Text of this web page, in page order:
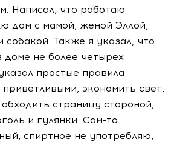
Написал, что работаю
дом с мамой, женой Эллой,
Также я указал, что
доме не более четырех
простые правила
экономить свет,
страницу стороной,
и гулянки. Сам-то
спиртное не употребляю,